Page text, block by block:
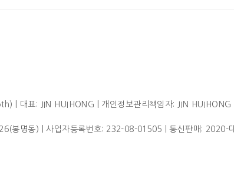
| 대표: JIN HUIHONG | 개인정보관리책임자: JIN
봉명동) | 사업자등록번호: 232-08-01505 | 통신판매: 2020-